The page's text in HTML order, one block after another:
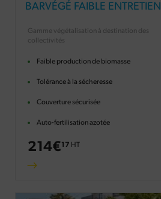
BARVÉGÉ FAIBLE ENTRETIEN
Gamme végétalisation à destination des
collectivités
Faible production de biomasse
Tolérance à la sécheresse
Couverture sécurisée
Auto-fertilisation azotée
214€17 HT